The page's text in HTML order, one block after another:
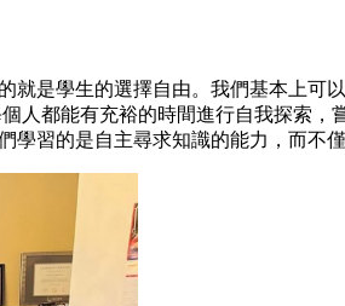
就是學生的選擇自由。我們基本上
人都能有充裕的時間進行自我探索
習的是自主尋求知識的能力，而不僅